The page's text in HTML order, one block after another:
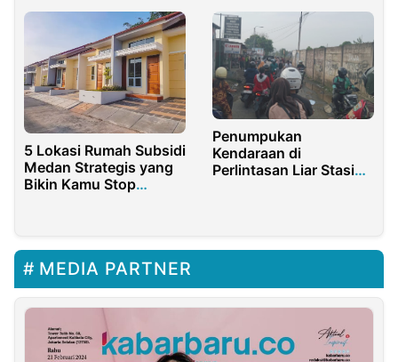
5 Lokasi Rumah Subsidi
Medan Strategis yang
Bikin Kamu Stop
Penumpukan
Kendaraan di
Perlintasan Liar Stasiun
Lainnya
MEDIA PARTNER